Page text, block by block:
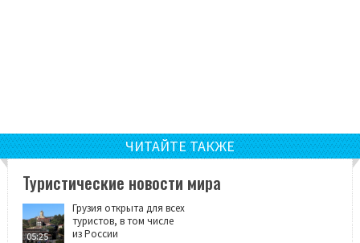
ЧИТАЙТЕ ТАКЖЕ
Туристические новости мира
05:25
Грузия открыта для всех
туристов, в том числе
из России